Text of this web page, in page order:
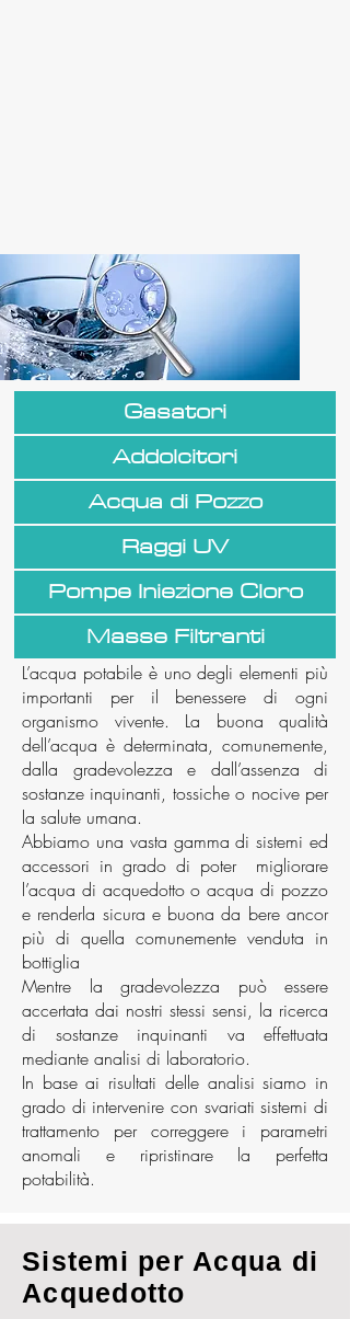
Gasatori
Addolcitori
Acqua di Pozzo
Raggi UV
Pompe Iniezione Cloro
Masse Filtranti
L’acqua potabile è uno degli elementi più
importanti per il benessere di ogni
organismo vivente. La buona qualità
dell’acqua è determinata, comunemente,
dalla gradevolezza e dall’assenza di
sostanze inquinanti, tossiche o nocive per
la salute umana.
Abbiamo una vasta gamma di sistemi ed
accessori in grado di poter migliorare
l’acqua di acquedotto o acqua di pozzo
e renderla sicura e buona da bere ancor
più di quella comunemente venduta in
bottiglia
Mentre la gradevolezza può essere
accertata dai nostri stessi sensi, la ricerca
di sostanze inquinanti va effettuata
mediante analisi di laboratorio.
In base ai risultati delle analisi siamo in
grado di intervenire con svariati sistemi di
trattamento per correggere i parametri
anomali e ripristinare la perfetta
potabilità.
Sistemi per Acqua di
Acquedotto